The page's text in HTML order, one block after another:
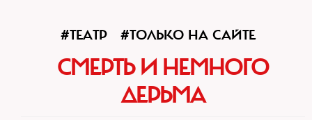
#ТЕАТР #ТОЛЬКО НА САЙТЕ
СМЕРТЬ И НЕМНОГО
ДЕРЬМА